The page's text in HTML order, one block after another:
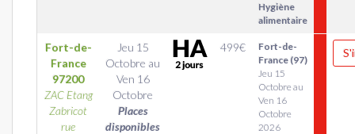
Hygiène
alimentaire
Fort-de-
France
97200
ZAC Etang
Zabricot
rue
Jeu 15
Octobre au
Ven 16
Octobre
Places
disponibles
499€
Fort-de-
France (97)
Jeu 15
Octobre au
Ven 16
Octobre
2026